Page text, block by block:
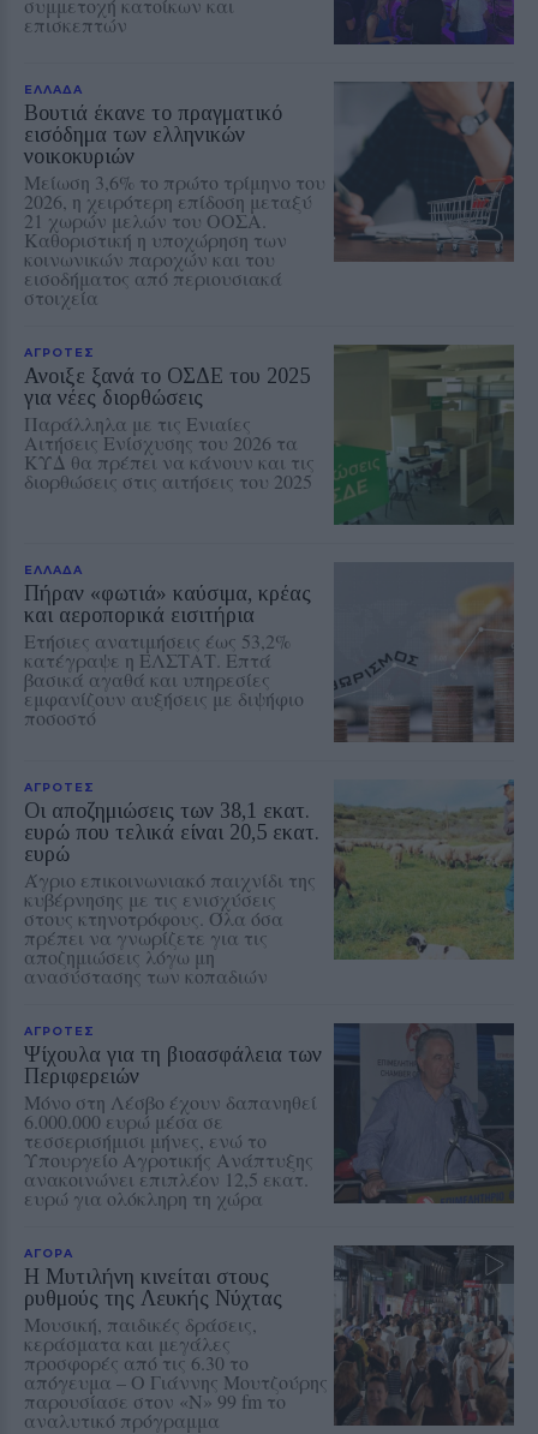
επισκεπτών
ΕΛΛΑΔΑ
Βουτιά έκανε το πραγματικό
εισόδημα των ελληνικών
νοικοκυριών
Μείωση 3,6% το πρώτο τρίμηνο του
2026, η χειρότερη επίδοση μεταξύ
21 χωρών μελών του ΟΟΣΑ.
Καθοριστική η υποχώρηση των
κοινωνικών παροχών και του
εισοδήματος από περιουσιακά
στοιχεία
ΑΓΡΟΤΕΣ
Ανοιξε ξανά το ΟΣΔΕ του 2025
για νέες διορθώσεις
Παράλληλα με τις Ενιαίες
Αιτήσεις Ενίσχυσης του 2026 τα
ΚΥΔ θα πρέπει να κάνουν και τις
διορθώσεις στις αιτήσεις του 2025
ΕΛΛΑΔΑ
Πήραν «φωτιά» καύσιμα, κρέας
και αεροπορικά εισιτήρια
Ετήσιες ανατιμήσεις έως 53,2%
κατέγραψε η ΕΛΣΤΑΤ. Επτά
βασικά αγαθά και υπηρεσίες
εμφανίζουν αυξήσεις με διψήφιο
ποσοστό
ΑΓΡΟΤΕΣ
Οι αποζημιώσεις των 38,1 εκατ.
ευρώ που τελικά είναι 20,5 εκατ.
ευρώ
Άγριο επικοινωνιακό παιχνίδι της
κυβέρνησης με τις ενισχύσεις
στους κτηνοτρόφους. Όλα όσα
πρέπει να γνωρίζετε για τις
αποζημιώσεις λόγω μη
ανασύστασης των κοπαδιών
ΑΓΡΟΤΕΣ
Ψίχουλα για τη βιοασφάλεια των
Περιφερειών
Μόνο στη Λέσβο έχουν δαπανηθεί
6.000.000 ευρώ μέσα σε
τεσσερισήμισι μήνες, ενώ το
Υπουργείο Αγροτικής Ανάπτυξης
ανακοινώνει επιπλέον 12,5 εκατ.
ευρώ για ολόκληρη τη χώρα
ΑΓΟΡΑ
Η Μυτιλήνη κινείται στους
ρυθμούς της Λευκής Νύχτας
Μουσική, παιδικές δράσεις,
κεράσματα και μεγάλες
προσφορές από τις 6.30 το
απόγευμα – Ο Γιάννης Μουτζούρης
παρουσίασε στον «Ν» 99 fm το
αναλυτικό πρόγραμμα